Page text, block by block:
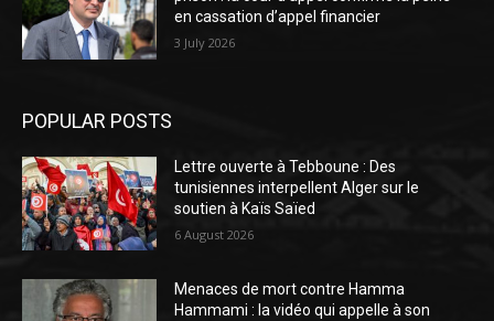
en cassation d’appel financier
3 July 2026
POPULAR POSTS
Lettre ouverte à Tebboune : Des
tunisiennes interpellent Alger sur le
soutien à Kaïs Saïed
6 August 2026
Menaces de mort contre Hamma
Hammami : la vidéo qui appelle à son